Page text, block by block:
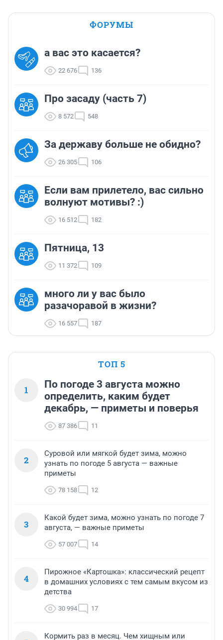
ФОРУМЫ
а вас это касается?
22 676 136
Про засаду (часть 7)
8 572 548
За державу больше не обидно?
26 305 106
Если вам прилетело, вас сильно
волнуют мотивы? :)
16 512 182
Пятница, 13
11 372 109
много ли у вас было
разачоравой в жизни?
16 557 187
ТОП 5
1
По погоде 3 августа можно
определить, каким будет
декабрь, — приметы и поверья
87 386 11
2
Суровой или мягкой будет зима, можно
узнать по погоде 5 августа — важные
приметы
78 158 12
3
Какой будет зима, можно узнать по погоде 7
августа, — важные приметы
57 007 14
4
Пирожное «Картошка»: классический рецепт
в домашних условиях с тем самым вкусом из
детства
30 994 17
Кормить раз в месяц. Чем хищным или